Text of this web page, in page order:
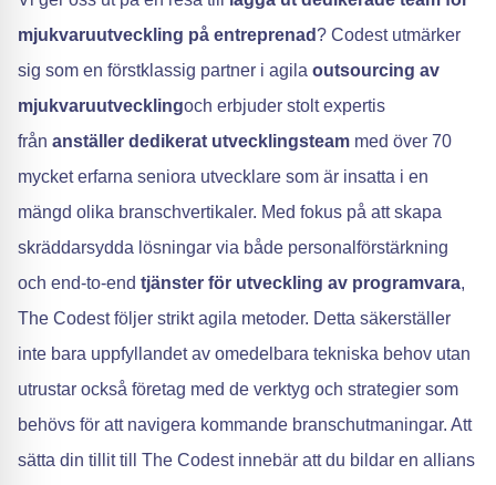
mjukvaruutveckling på entreprenad? Codest utmärker
sig som en förstklassig partner i agila outsourcing av
mjukvaruutvecklingoch erbjuder stolt expertis
från anställer dedikerat utvecklingsteam med över 70
mycket erfarna seniora utvecklare som är insatta i en
mängd olika branschvertikaler. Med fokus på att skapa
skräddarsydda lösningar via både personalförstärkning
och end-to-end tjänster för utveckling av programvara,
The Codest följer strikt agila metoder. Detta säkerställer
inte bara uppfyllandet av omedelbara tekniska behov utan
utrustar också företag med de verktyg och strategier som
behövs för att navigera kommande branschutmaningar. Att
sätta din tillit till The Codest innebär att du bildar en allians